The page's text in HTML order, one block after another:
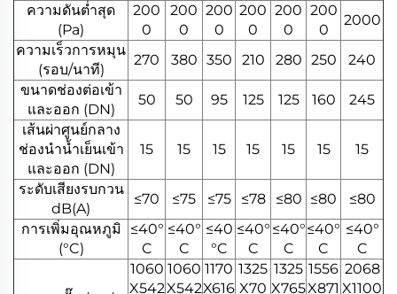
ความดันต่ำสุด
(Pa)
200
0
200
0
200
0
200
0
200
0
200
0
2000
ความเร็วการหมุน
(รอบ/นาที)
270 380 350 210 280 250
240
ขนาดช่องต่อเข้า
และออก (DN)
50 50 95 125 125 160
245
เส้นผ่าศูนย์กลาง
ช่องนำน้ำเย็นเข้า
และออก (DN)
15 15 15 15 15 15 15
ระดับเสียงรบกวน
dB(A)
≤70 ≤75 ≤75 ≤78 ≤80 ≤80
≤80
การเพิ่มอุณหภูมิ
(°C)
≤40°
C
≤40°
C
≤40
°C
≤40°
C
≤40°
C
≤40°
C
≤40°
C
1060
X542
1060
X542
1170
X616
1325
X70
1325
X765
1556
X871
2068
X1100